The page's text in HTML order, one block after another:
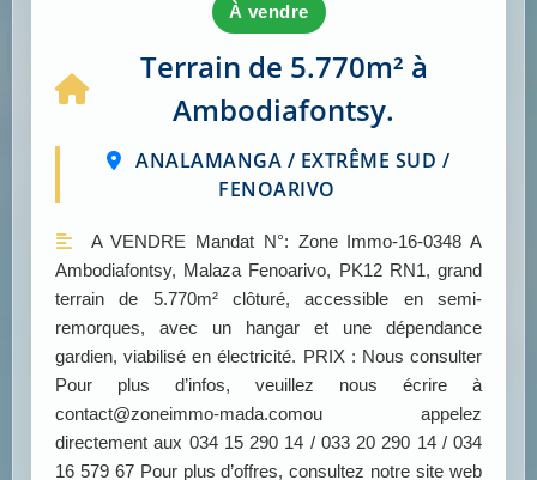
à vendre
Terrain de 5.770m² à
Ambodiafontsy.
ANALAMANGA / EXTRÊME SUD /
FENOARIVO
A VENDRE Mandat N°: Zone Immo-16-0348 A
Ambodiafontsy, Malaza Fenoarivo, PK12 RN1, grand
terrain de 5.770m² clôturé, accessible en semi-
remorques, avec un hangar et une dépendance
gardien, viabilisé en électricité. PRIX : Nous consulter
Pour plus d’infos, veuillez nous écrire à
contact@zoneimmo-mada.comou appelez
directement aux 034 15 290 14 / 033 20 290 14 / 034
16 579 67 Pour plus d’offres, consultez notre site web